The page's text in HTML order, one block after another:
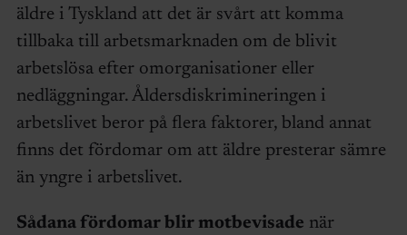
äldre i Tyskland att det är svårt att komma
tillbaka till arbetsmarknaden om de blivit
arbetslösa efter omorganisationer eller
nedläggningar. Åldersdiskrimineringen i
arbetslivet beror på flera faktorer, bland annat
finns det fördomar om att äldre presterar sämre
än yngre i arbetslivet.
Sådana fördomar blir motbevisade när